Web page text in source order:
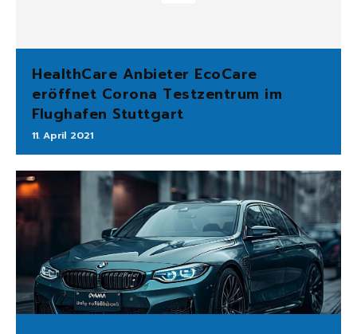
HealthCare Anbieter EcoCare
eröffnet Corona Testzentrum im
Flughafen Stuttgart
11. April 2021